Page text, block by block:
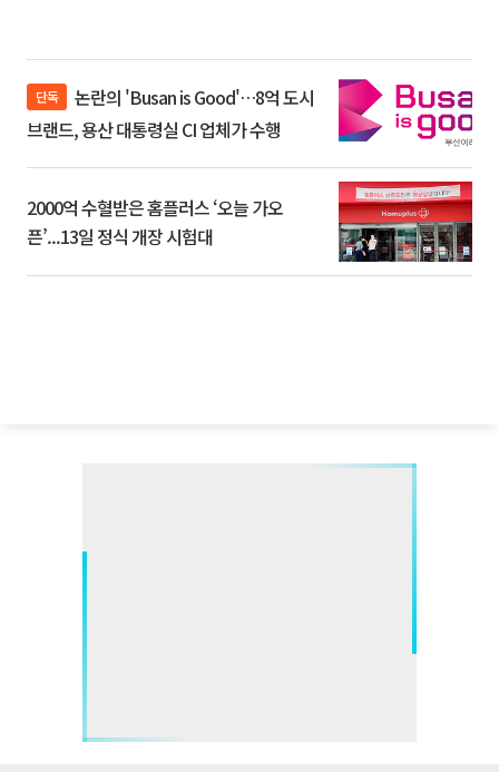
단독
브랜드, 용산 대통령실 CI 업체가 수행
2000억 수혈받은 홈플러스 ‘오늘 가오
픈’...13일 정식 개장 시험대